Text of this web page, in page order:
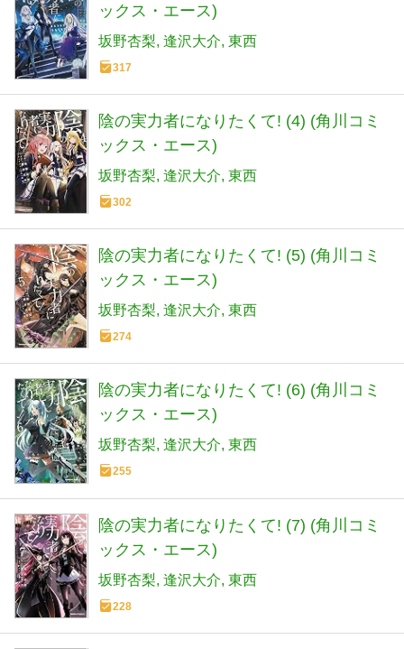
ックス・エース)
坂野杏梨 逢沢大介 東西
317
陰の実力者になりたくて! (4) (角川コミ
ックス・エース)
坂野杏梨 逢沢大介 東西
302
陰の実力者になりたくて! (5) (角川コミ
ックス・エース)
坂野杏梨 逢沢大介 東西
274
陰の実力者になりたくて! (6) (角川コミ
ックス・エース)
坂野杏梨 逢沢大介 東西
255
陰の実力者になりたくて! (7) (角川コミ
ックス・エース)
坂野杏梨 逢沢大介 東西
228